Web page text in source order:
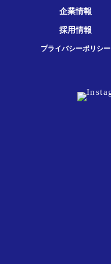
企業情報
採用情報
プライバシーポリシー